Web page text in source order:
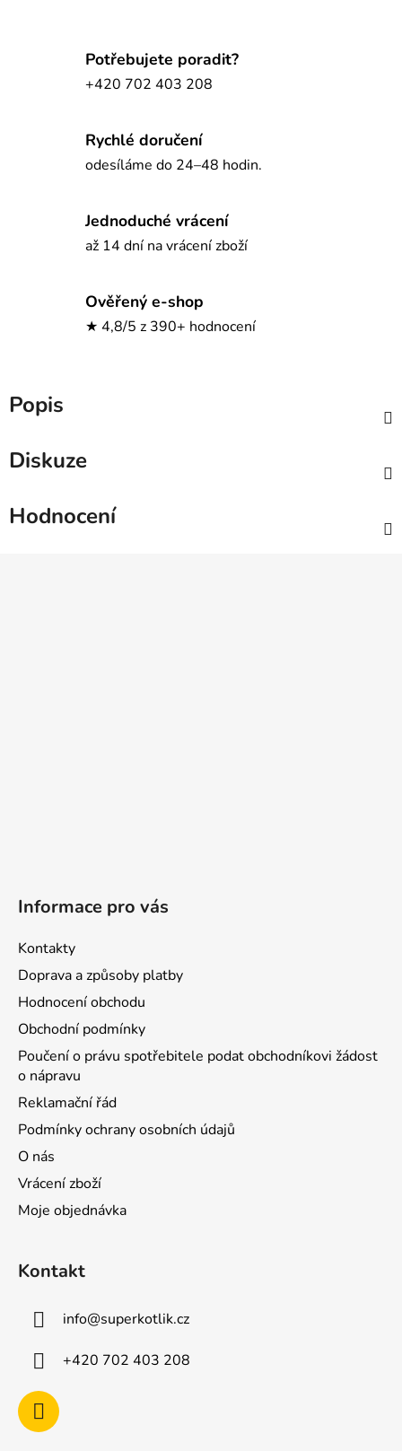
Potřebujete poradit?
+420 702 403 208
Rychlé doručení
odesíláme do 24–48 hodin.
Jednoduché vrácení
až 14 dní na vrácení zboží
Ověřený e-shop
★ 4,8/5 z 390+ hodnocení
Popis
Diskuze
Hodnocení
Informace pro vás
Kontakty
Doprava a způsoby platby
Hodnocení obchodu
Obchodní podmínky
Poučení o právu spotřebitele podat obchodníkovi žádost
o nápravu
Reklamační řád
Podmínky ochrany osobních údajů
O nás
Vrácení zboží
Moje objednávka
Kontakt
info@superkotlik.cz
+420 702 403 208